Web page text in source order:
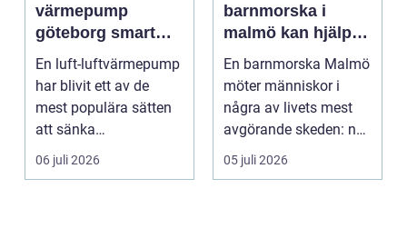
värmepump
göteborg smart
värme för
kustklimat
En luft-luftvärmepump
har blivit ett av de
mest populära sätten
att sänka
uppvärmningskostnad
er och ...
06 juli 2026
barnmorska i
malmö kan hjälpa
till med genom
livets olika faser
En barnmorska Malmö
möter människor i
några av livets mest
avgörande skeden: när
en graviditet plane...
05 juli 2026